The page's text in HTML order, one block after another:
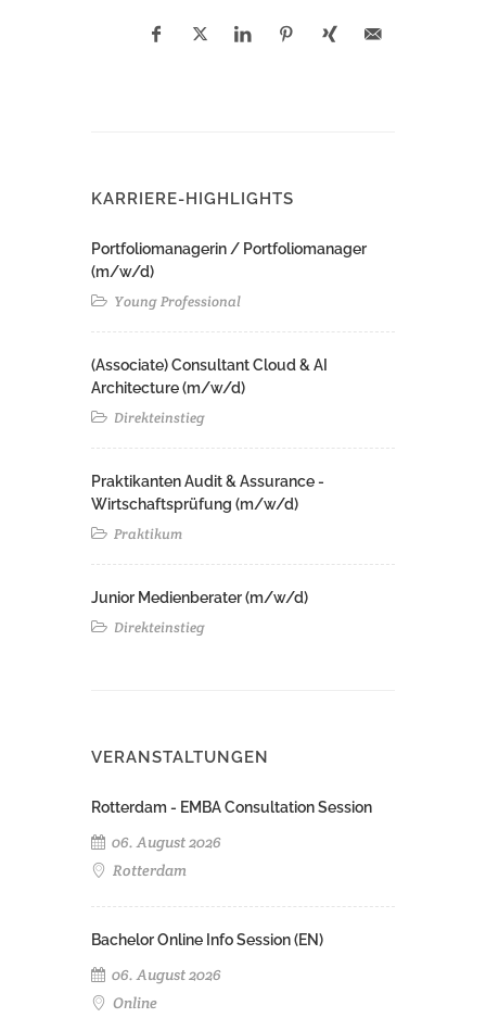
KARRIERE-HIGHLIGHTS
Portfoliomanagerin / Portfoliomanager
(m/w/d)
Young Professional
(Associate) Consultant Cloud & AI
Architecture (m/w/d)​ ​
Direkteinstieg
Praktikanten Audit & Assurance -
Wirtschaftsprüfung (m/w/d)
Praktikum
Junior Medienberater (m/w/d)
Direkteinstieg
VERANSTALTUNGEN
Rotterdam - EMBA Consultation Session
06. August 2026
Rotterdam
Bachelor Online Info Session (EN)
06. August 2026
Online